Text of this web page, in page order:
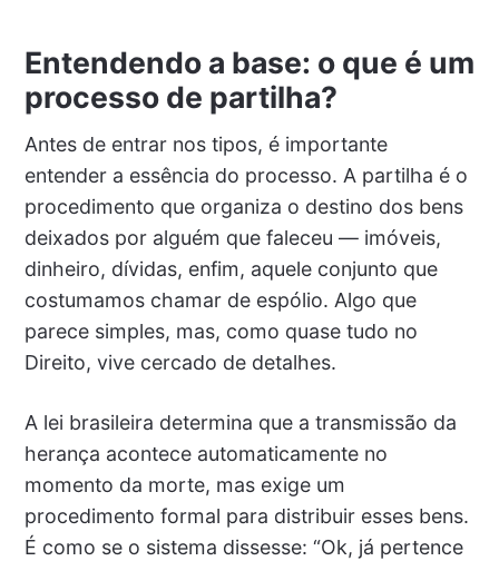
Entendendo a base: o que é um
processo de partilha?
Antes de entrar nos tipos, é importante
entender a essência do processo. A partilha é o
procedimento que organiza o destino dos bens
deixados por alguém que faleceu — imóveis,
dinheiro, dívidas, enfim, aquele conjunto que
costumamos chamar de espólio. Algo que
parece simples, mas, como quase tudo no
Direito, vive cercado de detalhes.
A lei brasileira determina que a transmissão da
herança acontece automaticamente no
momento da morte, mas exige um
procedimento formal para distribuir esses bens.
É como se o sistema dissesse: “Ok, já pertence